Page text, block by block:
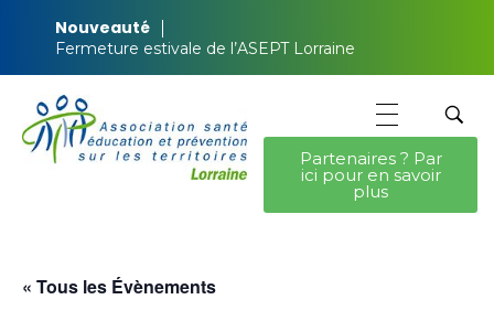
Nouveauté
Fermeture estivale de l’ASEPT Lorraine
Partenaires ? Par
ici pour en savoir
plus
« Tous les Évènements